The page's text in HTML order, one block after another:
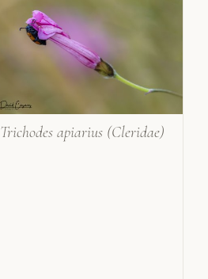
Trichodes apiarius (Cleridae)